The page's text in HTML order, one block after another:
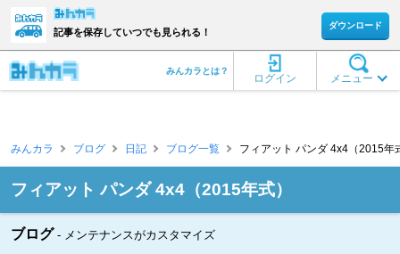
記事を保存していつでも見られる！
ダウンロード
メニュー
ログイン
みんカラとは？
みんカラ ブログ 日記 ブログ一覧 フィアット パンダ 4x4（2015年
フィアット パンダ 4x4（2015年式）
ブログ メンテナンスがカスタマイズ